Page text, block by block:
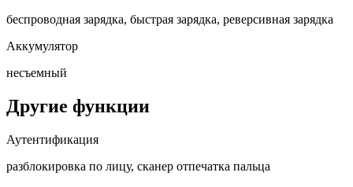
беспроводная зарядка, быстрая зарядка, реверсивная зарядка
Аккумулятор
несъемный
Другие функции
Аутентификация
разблокировка по лицу, сканер отпечатка пальца